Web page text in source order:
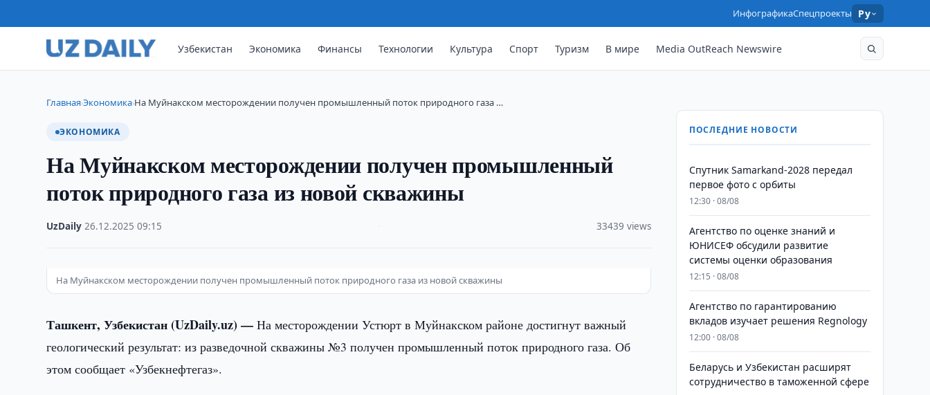
ИнфографикаСпецпроекты Ру
Узбекистан Экономика Финансы Технологии Культура Спорт Туризм В мире Media OutReach Newswire
Главная›Экономика›На Муйнакском месторождении получен промышленный поток природного газа …
ЭКОНОМИКА
На Муйнакском месторождении получен промышленный
поток природного газа из новой скважины
UzDaily ·26.12.2025 ·09:15 33439 views
На Муйнакском месторождении получен промышленный поток природного газа из новой скважины
Ташкент, Узбекистан (UzDaily.uz) —На месторождении Устюрт в Муйнакском районе достигнут важный
геологический результат: из разведочной скважины №3 получен промышленный поток природного газа. Об
этом сообщает «Узбекнефтегаз».
ПОСЛЕДНИЕ НОВОСТИ
Спутник Samarkand-2028 передал
первое фото с орбиты
12:30 · 08/08
Агентство по оценке знаний и
ЮНИСЕФ обсудили развитие
системы оценки образования
12:15 · 08/08
Агентство по гарантированию
вкладов изучает решения Regnology
12:00 · 08/08
Беларусь и Узбекистан расширят
сотрудничество в таможенной сфере